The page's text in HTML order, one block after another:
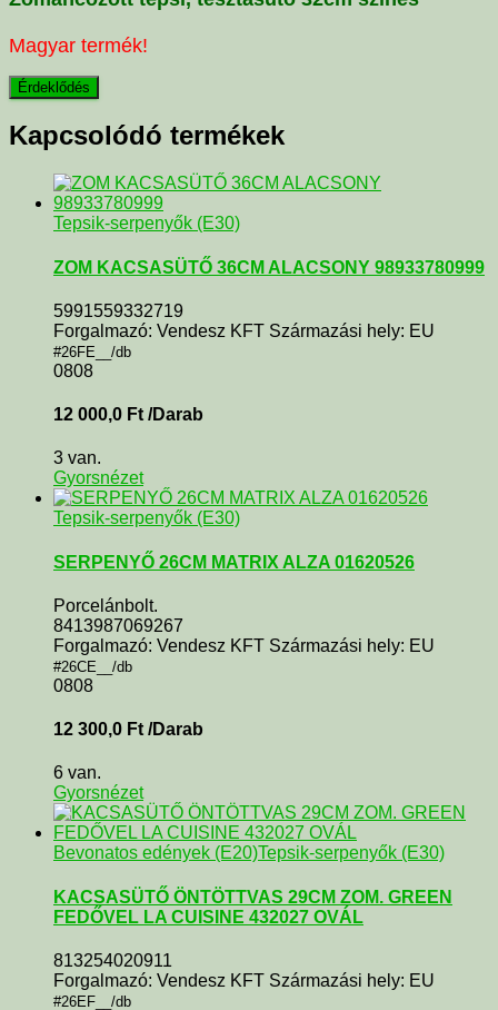
Magyar termék!
Kapcsolódó termékek
Tepsik-serpenyők (E30)
ZOM KACSASÜTŐ 36CM ALACSONY 98933780999
5991559332719
Forgalmazó: Vendesz KFT Származási hely: EU
#26FE__/db
0808
12 000,0 Ft /Darab
3 van.
Gyorsnézet
Tepsik-serpenyők (E30)
SERPENYŐ 26CM MATRIX ALZA 01620526
Porcelánbolt.
8413987069267
Forgalmazó: Vendesz KFT Származási hely: EU
#26CE__/db
0808
12 300,0 Ft /Darab
6 van.
Gyorsnézet
Bevonatos edények (E20)Tepsik-serpenyők (E30)
KACSASÜTŐ ÖNTÖTTVAS 29CM ZOM. GREEN
FEDŐVEL LA CUISINE 432027 OVÁL
813254020911
Forgalmazó: Vendesz KFT Származási hely: EU
#26EF__/db